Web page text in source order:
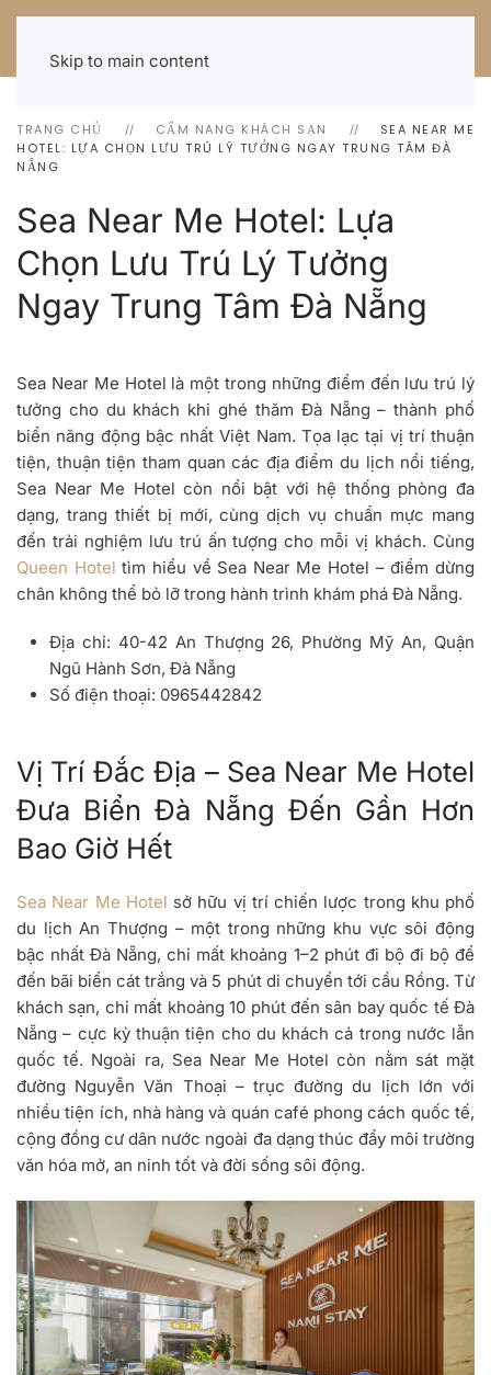
Skip to main content
TRANG CHỦ CẨM NANG KHÁCH SẠN
SEA NEAR ME
HOTEL: LỰA CHỌN LƯU TRÚ LÝ TƯỞNG NGAY TRUNG TÂM ĐÀ
NẴNG
Sea Near Me Hotel: Lựa
Chọn Lưu Trú Lý Tưởng
Ngay Trung Tâm Đà Nẵng
Sea Near Me Hotel là một trong những điểm đến lưu trú lý
tưởng cho du khách khi ghé thăm Đà Nẵng – thành phố
biển năng động bậc nhất Việt Nam. Tọa lạc tại vị trí thuận
tiện, thuận tiện tham quan các địa điểm du lịch nổi tiếng,
Sea Near Me Hotel còn nổi bật với hệ thống phòng đa
dạng, trang thiết bị mới, cùng dịch vụ chuẩn mực mang
đến trải nghiệm lưu trú ấn tượng cho mỗi vị khách. Cùng
Queen Hotel tìm hiểu về Sea Near Me Hotel – điểm dừng
chân không thể bỏ lỡ trong hành trình khám phá Đà Nẵng.
Địa chỉ: 40-42 An Thượng 26, Phường Mỹ An, Quận
Ngũ Hành Sơn, Đà Nẵng
Số điện thoại: 0965442842
Vị Trí Đắc Địa – Sea Near Me Hotel
Đưa Biển Đà Nẵng Đến Gần Hơn
Bao Giờ Hết
Sea Near Me Hotel sở hữu vị trí chiến lược trong khu phố
du lịch An Thượng – một trong những khu vực sôi động
bậc nhất Đà Nẵng, chỉ mất khoảng 1–2 phút đi bộ đi bộ để
đến bãi biển cát trắng và 5 phút di chuyển tới cầu Rồng. Từ
khách sạn, chỉ mất khoảng 10 phút đến sân bay quốc tế Đà
Nẵng – cực kỳ thuận tiện cho du khách cả trong nước lẫn
quốc tế. Ngoài ra, Sea Near Me Hotel còn nằm sát mặt
đường Nguyễn Văn Thoại – trục đường du lịch lớn với
nhiều tiện ích, nhà hàng và quán café phong cách quốc tế,
cộng đồng cư dân nước ngoài đa dạng thúc đẩy môi trường
văn hóa mở, an ninh tốt và đời sống sôi động.